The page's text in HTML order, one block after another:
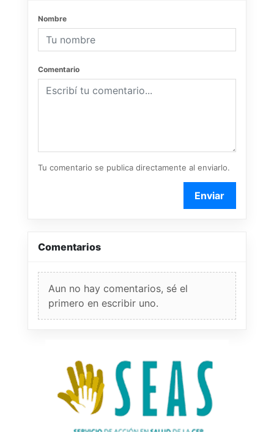
Nombre
Comentario
Tu comentario se publica directamente al enviarlo.
Enviar
Comentarios
Aun no hay comentarios, sé el
primero en escribir uno.